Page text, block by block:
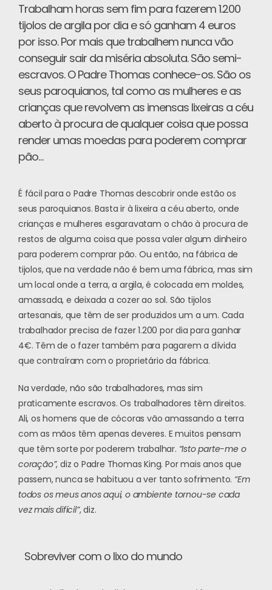
Trabalham horas sem fim para fazerem 1.200
tijolos de argila por dia e só ganham 4 euros
por isso. Por mais que trabalhem nunca vão
conseguir sair da miséria absoluta. São semi-
escravos. O Padre Thomas conhece-os. São os
seus paroquianos, tal como as mulheres e as
crianças que revolvem as imensas lixeiras a céu
aberto à procura de qualquer coisa que possa
render umas moedas para poderem comprar
pão…
É fácil para o Padre Thomas descobrir onde estão os
seus paroquianos. Basta ir à lixeira a céu aberto, onde
crianças e mulheres esgaravatam o chão à procura de
restos de alguma coisa que possa valer algum dinheiro
para poderem comprar pão. Ou então, na fábrica de
tijolos, que na verdade não é bem uma fábrica, mas sim
um local onde a terra, a argila, é colocada em moldes,
amassada, e deixada a cozer ao sol. São tijolos
artesanais, que têm de ser produzidos um a um. Cada
trabalhador precisa de fazer 1.200 por dia para ganhar
4€. Têm de o fazer também para pagarem a dívida
que contraíram com o proprietário da fábrica.
Na verdade, não são trabalhadores, mas sim
praticamente escravos. Os trabalhadores têm direitos.
Ali, os homens que de cócoras vão amassando a terra
com as mãos têm apenas deveres. E muitos pensam
que têm sorte por poderem trabalhar. “Isto parte-me o
coração”, diz o Padre Thomas King. Por mais anos que
passem, nunca se habituou a ver tanto sofrimento. “Em
todos os meus anos aqui, o ambiente tornou-se cada
vez mais difícil”, diz.
Sobreviver com o lixo do mundo